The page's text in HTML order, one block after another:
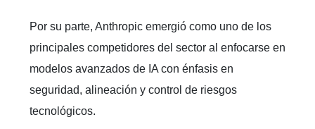
Por su parte, Anthropic emergió como uno de los
principales competidores del sector al enfocarse en
modelos avanzados de IA con énfasis en
seguridad, alineación y control de riesgos
tecnológicos.